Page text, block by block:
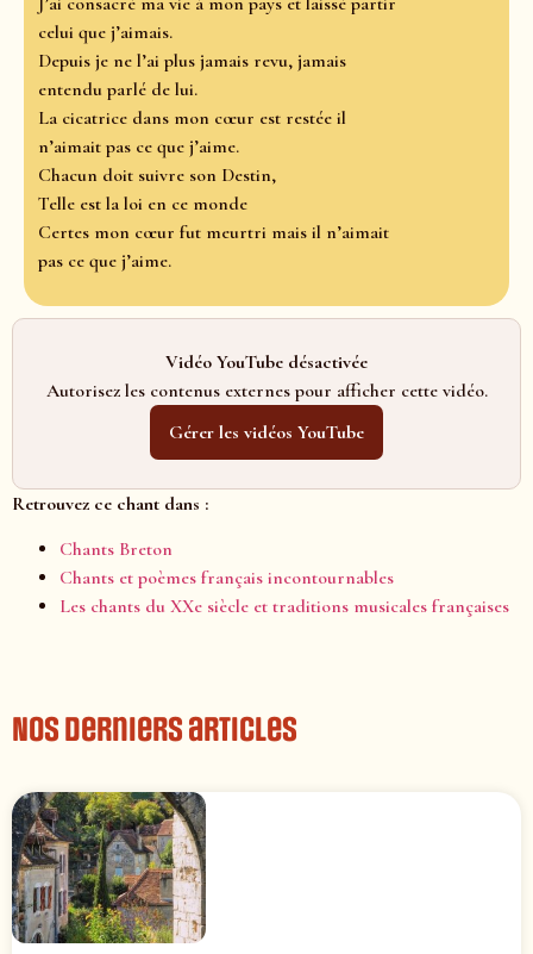
celui que j’aimais.
Depuis je ne l’ai plus jamais revu, jamais
entendu parlé de lui.
La cicatrice dans mon cœur est restée il
n’aimait pas ce que j’aime.
Chacun doit suivre son Destin,
Telle est la loi en ce monde
Certes mon cœur fut meurtri mais il n’aimait
pas ce que j’aime.
Vidéo YouTube désactivée
Autorisez les contenus externes pour afficher cette vidéo.
Gérer les vidéos YouTube
Retrouvez ce chant dans :
Chants Breton
Chants et poèmes français incontournables
Les chants du XXe siècle et traditions musicales françaises
Nos derniers articles